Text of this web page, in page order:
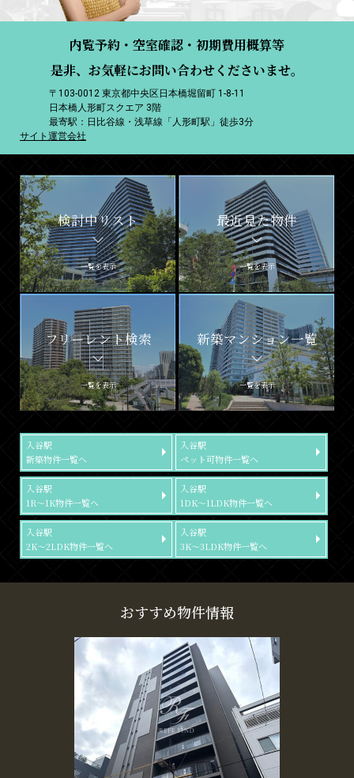
内覧予約・空室確認・初期費用概算等
是非、お気軽にお問い合わせくださいませ。
〒103-0012 東京都中央区日本橋堀留町 1-8-11
日本橋人形町スクエア 3階
最寄駅：日比谷線・浅草線「人形町駅」徒歩3分
サイト運営会社
検討中リスト
一覧を表示
最近見た物件
一覧を表示
フリーレント検索
一覧を表示
新築マンション一覧
一覧を表示
入谷駅
新築物件一覧へ
入谷駅
ペット可物件一覧へ
入谷駅
1R～1K物件一覧へ
入谷駅
1DK～1LDK物件一覧へ
入谷駅
2K～2LDK物件一覧へ
入谷駅
3K～3LDK物件一覧へ
おすすめ物件情報